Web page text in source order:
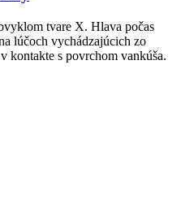
tvare X. Hlava počas
lúčoch vychádzajúcich zo
kontakte s povrchom vankúša.